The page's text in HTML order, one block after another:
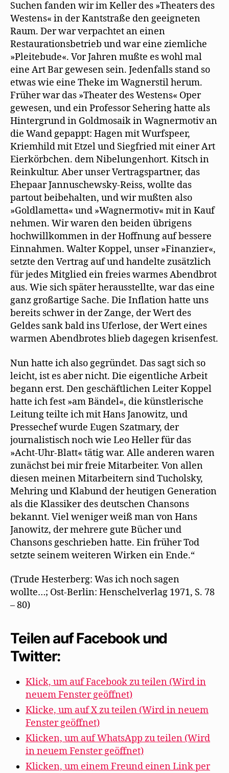
Suchen fanden wir im Keller des »Theaters des
Westens« in der Kantstraße den geeigneten
Raum. Der war verpachtet an einen
Restaurationsbetrieb und war eine ziemliche
»Pleitebude«. Vor Jahren mußte es wohl mal
eine Art Bar gewesen sein. Jedenfalls stand so
etwas wie eine Theke im Wagnerstil herum.
Früher war das »Theater des Westens« Oper
gewesen, und ein Professor Sehering hatte als
Hintergrund in Goldmosaik in Wagnermotiv an
die Wand gepappt: Hagen mit Wurfspeer,
Kriemhild mit Etzel und Siegfried mit einer Art
Eierkörbchen. dem Nibelungenhort. Kitsch in
Reinkultur. Aber unser Vertragspartner, das
Ehepaar Jannuschewsky-Reiss, wollte das
partout beibehalten, und wir mußten also
»Goldlametta« und »Wagnermotiv« mit in Kauf
nehmen. Wir waren den beiden übrigens
hochwillkommen in der Hoffnung auf bessere
Einnahmen. Walter Koppel, unser »Finanzier«,
setzte den Vertrag auf und handelte zusätzlich
für jedes Mitglied ein freies warmes Abendbrot
aus. Wie sich später herausstellte, war das eine
ganz großartige Sache. Die Inflation hatte uns
bereits schwer in der Zange, der Wert des
Geldes sank bald ins Uferlose, der Wert eines
warmen Abendbrotes blieb dagegen krisenfest.
Nun hatte ich also gegründet. Das sagt sich so
leicht, ist es aber nicht. Die eigentliche Arbeit
begann erst. Den geschäftlichen Leiter Koppel
hatte ich fest »am Bändel«, die künstlerische
Leitung teilte ich mit Hans Janowitz, und
Pressechef wurde Eugen Szatmary, der
journalistisch noch wie Leo Heller für das
»Acht-Uhr-Blatt« tätig war. Alle anderen waren
zunächst bei mir freie Mitarbeiter. Von allen
diesen meinen Mitarbeitern sind Tucholsky,
Mehring und Klabund der heutigen Generation
als die Klassiker des deutschen Chansons
bekannt. Viel weniger weiß man von Hans
Janowitz, der mehrere gute Bücher und
Chansons geschrieben hatte. Ein früher Tod
setzte seinem weiteren Wirken ein Ende.“
(Trude Hesterberg: Was ich noch sagen
wollte…; Ost-Berlin: Henschelverlag 1971, S. 78
– 80)
Teilen auf Facebook und
Twitter:
Klick, um auf Facebook zu teilen (Wird in
neuem Fenster geöffnet)
Klicke, um auf X zu teilen (Wird in neuem
Fenster geöffnet)
Klicken, um auf WhatsApp zu teilen (Wird
in neuem Fenster geöffnet)
Klicken, um einem Freund einen Link per